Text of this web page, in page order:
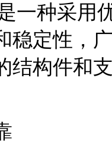
一种采用
稳定性，
结构件和